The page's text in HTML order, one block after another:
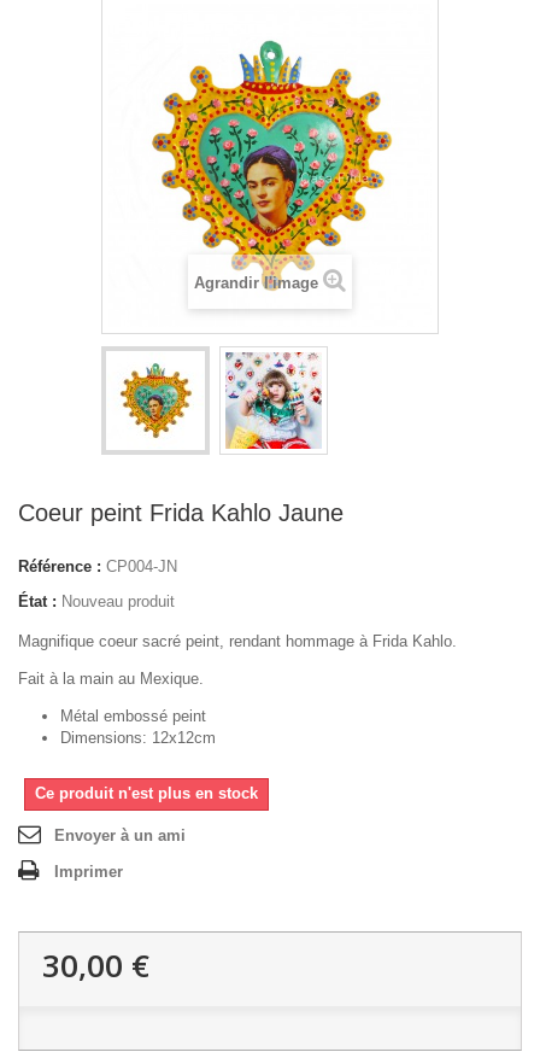
Agrandir l'image
Coeur peint Frida Kahlo Jaune
Référence : CP004-JN
État : Nouveau produit
Magnifique coeur sacré peint, rendant hommage à Frida Kahlo.
Fait à la main au Mexique.
Métal embossé peint
Dimensions: 12x12cm
Ce produit n'est plus en stock
Envoyer à un ami
Imprimer
30,00 €